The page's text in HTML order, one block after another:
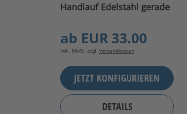
Handlauf Edelstahl gerade
ab EUR 33.00
inkl. MwSt. zzgl. Versandkosten
JETZT KONFIGURIEREN
DETAILS